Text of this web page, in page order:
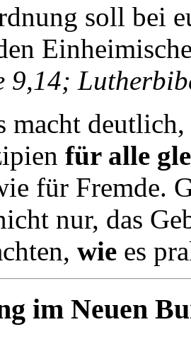
soll bei
9,14;
macht
für alle
für Fremde.
nur, das
wie es
im Neuen